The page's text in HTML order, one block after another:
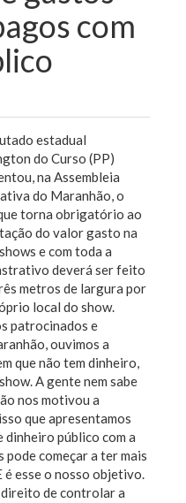
com
estadual
do Curso (PP)
na Assembleia
do Maranhão, o
torna obrigatório ao
do valor gasto na
e com toda a
deverá ser feito
metros de largura por
local do show.
patrocinados e
ouvimos a
que não tem dinheiro,
A gente nem sabe
nos motivou a
que apresentamos
dinheiro público com a
começar a ter mais
esse o nosso objetivo.
direito de controlar a